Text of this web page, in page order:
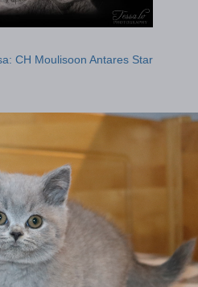
CH Moulisoon Antares Star